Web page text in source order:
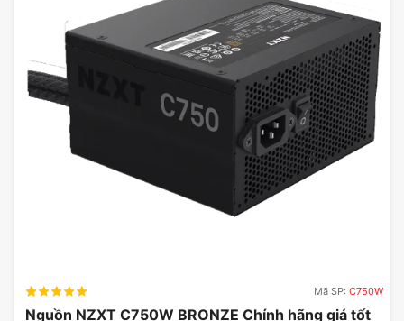
Mã SP: C750W
Nguồn NZXT C750W BRONZE Chính hãng giá tốt